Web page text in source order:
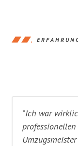
"Ich war